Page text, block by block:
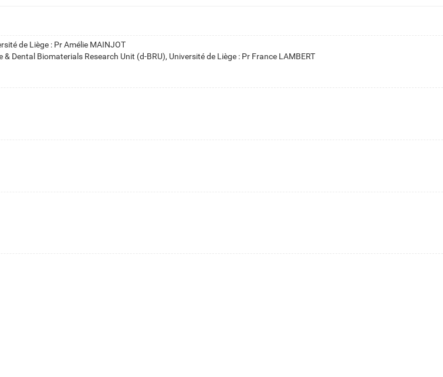
de Liège : Pr Amélie MAINJOT
Dental Biomaterials Research Unit (d-BRU), Université de Liège : Pr France LAMBERT